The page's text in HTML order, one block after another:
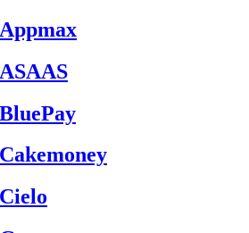
Appmax
ASAAS
BluePay
Cakemoney
Cielo